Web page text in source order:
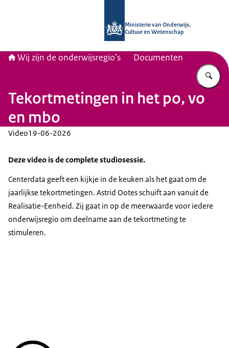
Ministerie van Onderwijs,
Cultuur en Wetenschap
Wij zijn de onderwijsregio’s Documenten
Tekortmetingen in het po, vo
en mbo
Video19-06-2026
Deze video is de complete studiosessie.
Centerdata geeft een kijkje in de keuken als het gaat om de
jaarlijkse tekortmetingen. Astrid Ootes schuift aan vanuit de
Realisatie-Eenheid. Zij gaat in op de meerwaarde voor iedere
onderwijsregio om deelname aan de tekortmeting te
stimuleren.